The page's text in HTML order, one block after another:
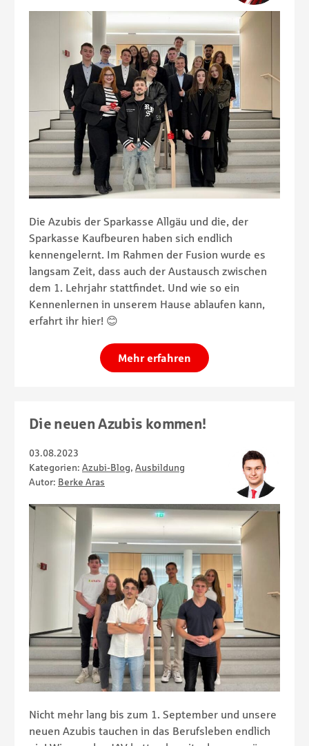
Die Azubis der Sparkasse Allgäu und die, der
Sparkasse Kaufbeuren haben sich endlich
kennengelernt. Im Rahmen der Fusion wurde es
langsam Zeit, dass auch der Austausch zwischen
dem 1. Lehrjahr stattfindet. Und wie so ein
Kennenlernen in unserem Hause ablaufen kann,
erfahrt ihr hier! 😊
Mehr erfahren
Die neuen Azubis kommen!
03.08.2023
Kategorien: Azubi-Blog, Ausbildung
Autor: Berke Aras
Nicht mehr lang bis zum 1. September und unsere
neuen Azubis tauchen in das Berufsleben endlich